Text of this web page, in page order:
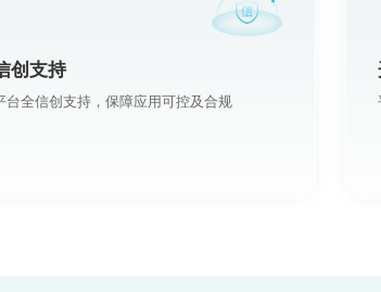
创支持
台全信创支持，保障应用可控及合规